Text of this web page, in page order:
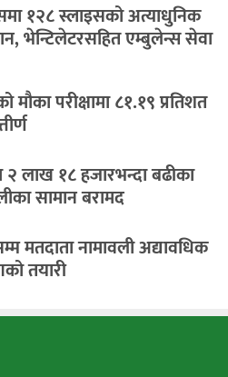
१२८ स्लाइसको अत्याधुनिक
भेन्टिलेटरसहित एम्बुलेन्स सेवा
मौका परीक्षामा ८१.१९ प्रतिशत
२ लाख १८ हजारभन्दा बढीका
सामान बरामद
मतदाता नामावली अद्यावधिक
तयारी